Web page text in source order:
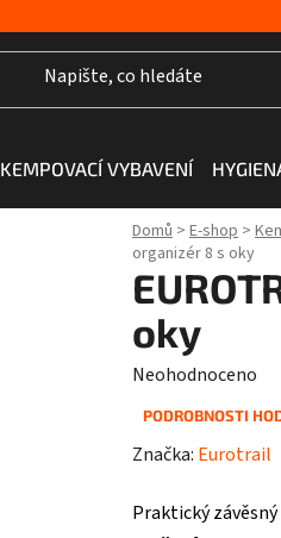
KEMPOVACÍ VYBAVENÍ
Domů > E-shop >
organizér 8 s oky
oky
Průměrné
hodnocení
0,0
Neohodnoceno
PODROBNOSTI
Značka: Eurotrail
Praktický